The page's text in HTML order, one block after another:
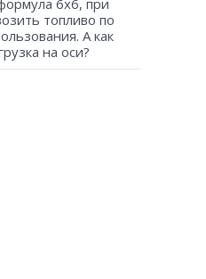
топливо по
А как
на оси?